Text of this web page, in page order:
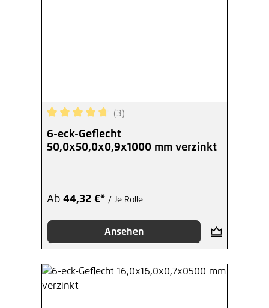
Durchschnittliche Bewertung von 4.67 von 5
(3)
6-eck-Geflecht
50,0x50,0x0,9x1000 mm verzinkt
Ab 44,32 €* / Je Rolle
Ansehen